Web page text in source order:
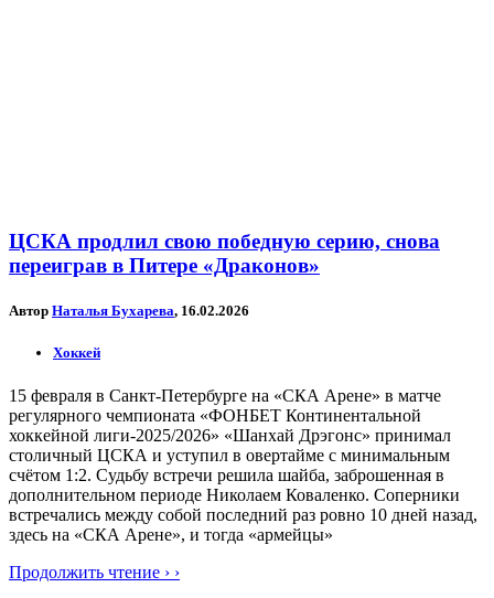
ЦСКА продлил свою победную серию, снова
переиграв в Питере «Драконов»
Автор Наталья Бухарева, 16.02.2026
Хоккей
15 февраля в Санкт-Петербурге на «СКА Арене» в матче
регулярного чемпионата «ФОНБЕТ Континентальной
хоккейной лиги-2025/2026» «Шанхай Дрэгонс» принимал
столичный ЦСКА и уступил в овертайме с минимальным
счётом 1:2. Судьбу встречи решила шайба, заброшенная в
дополнительном периоде Николаем Коваленко. Соперники
встречались между собой последний раз ровно 10 дней назад,
здесь на «СКА Арене», и тогда «армейцы»
Продолжить чтение › ›